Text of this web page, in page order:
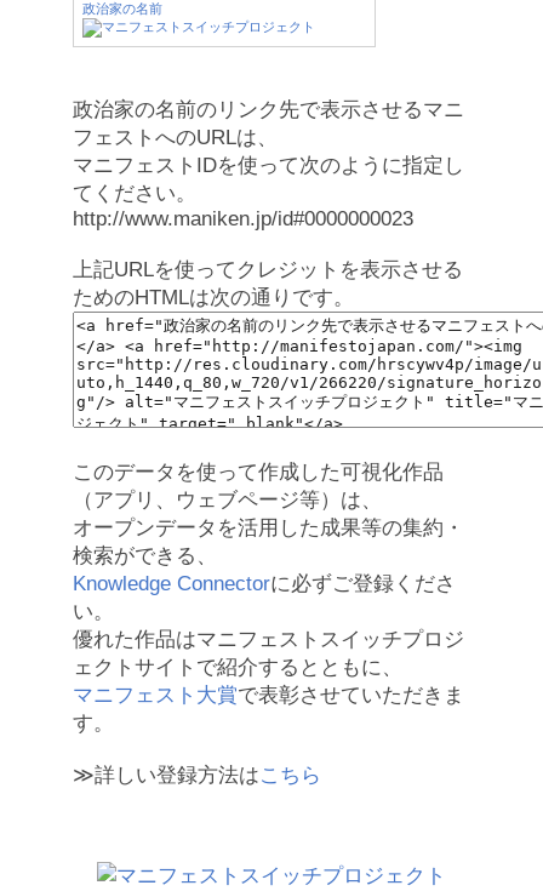
政治家の名前
政治家の名前のリンク先で表示させるマニ
フェストへのURLは、
マニフェストIDを使って次のように指定し
てください。
http://www.maniken.jp/id#0000000023
上記URLを使ってクレジットを表示させる
ためのHTMLは次の通りです。
このデータを使って作成した可視化作品
（アプリ、ウェブページ等）は、
オープンデータを活用した成果等の集約・
検索ができる、
Knowledge Connectorに必ずご登録くださ
い。
優れた作品はマニフェストスイッチプロジ
ェクトサイトで紹介するとともに、
マニフェスト大賞で表彰させていただきま
す。
≫詳しい登録方法はこちら